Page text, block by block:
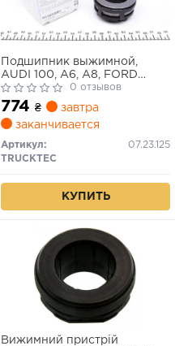
Подшипник выжимной,
AUDI 100, A6, A8, FORD
Transit, SKODA Superb, VW
Passat, 1.6-4.0, 91-
0 отзывов
774 ₴
завтра
заканчивается
Артикул:
07.23.125
TRUCKTEC
КУПИТЬ
Вижимний пристрій